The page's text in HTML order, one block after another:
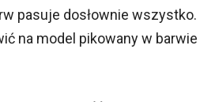
pasuje dosłownie wszystko.
na model pikowany w barwie